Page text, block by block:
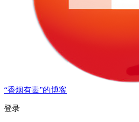
“香烟有毒”的博客
登录